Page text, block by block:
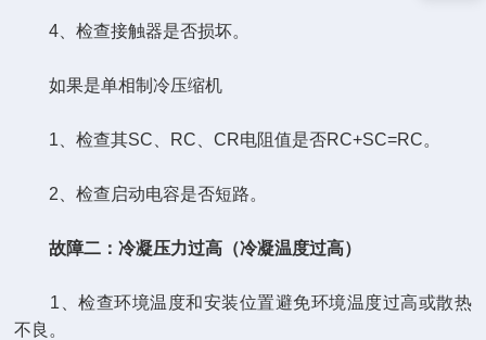
4、检查接触器是否损坏。
如果是单相制冷压缩机
1、检查其SC、RC、CR电阻值是否RC+SC=RC。
2、检查启动电容是否短路。
故障二：冷凝压力过高（冷凝温度过高）
1、检查环境温度和安装位置避免环境温度过高或散热
不良。